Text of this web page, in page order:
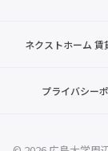
ネクストホーム 賃
プライバシー